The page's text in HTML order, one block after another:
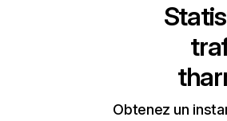
Obtenez un